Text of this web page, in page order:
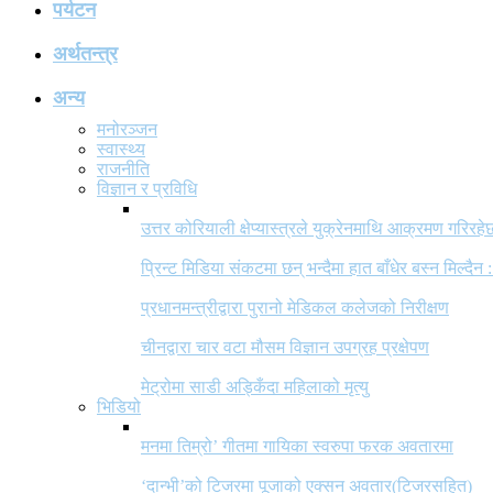
पर्यटन
अर्थतन्त्र
अन्य
मनोरञ्जन
स्वास्थ्य
राजनीति
विज्ञान र प्रविधि
उत्तर कोरियाली क्षेप्यास्त्रले युक्रेनमाथि आक्रमण
प्रिन्ट मिडिया संकटमा छन् भन्दैमा हात बाँधेर बस्न मिल्दैन
प्रधानमन्त्रीद्वारा पुरानो मेडिकल कलेजको निरीक्षण
चीनद्वारा चार वटा मौसम विज्ञान उपग्रह प्रक्षेपण
मेट्रोमा साडी अड्किँदा महिलाको मृत्यु
भिडियो
मनमा तिम्रो’ गीतमा गायिका स्वरुपा फरक अवतारमा
‘दान्भी’को टिजरमा पूजाको एक्सन अवतार(टिजरसहित)